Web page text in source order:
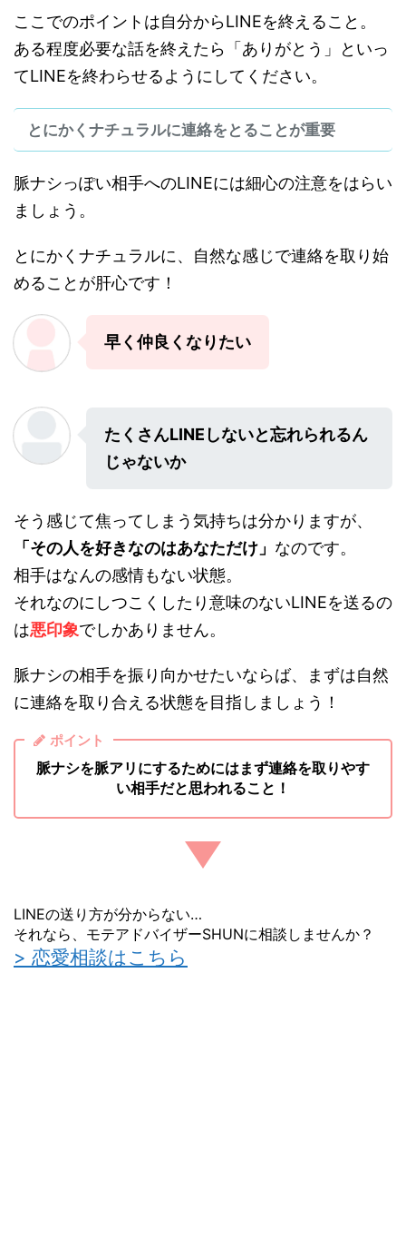
ここでのポイントは自分からLINEを終えること。
ある程度必要な話を終えたら「ありがとう」といっ
てLINEを終わらせるようにしてください。
とにかくナチュラルに連絡をとることが重要
脈ナシっぽい相手へのLINEには細心の注意をはらい
ましょう。
とにかくナチュラルに、自然な感じで連絡を取り始
めることが肝心です！
早く仲良くなりたい
たくさんLINEしないと忘れられるん
じゃないか
そう感じて焦ってしまう気持ちは分かりますが、
「その人を好きなのはあなただけ」 なのです。
相手はなんの感情もない状態。
それなのにしつこくしたり意味のないLINEを送るの
は悪印象でしかありません。
脈ナシの相手を振り向かせたいならば、まずは自然
に連絡を取り合える状態を目指しましょう！
ポイント
脈ナシを脈アリにするためにはまず連絡を取りやす
い相手だと思われること！
LINEの送り方が分からない…
それなら、モテアドバイザーSHUNに相談しませんか？
> 恋愛相談はこちら